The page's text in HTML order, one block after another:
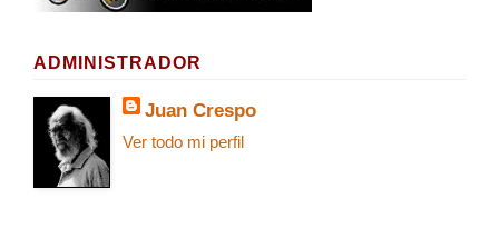
ADMINISTRADOR
Juan Crespo
Ver todo mi perfil